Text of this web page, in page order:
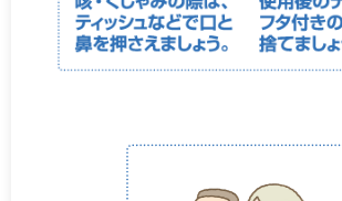
一般の皆さまへ